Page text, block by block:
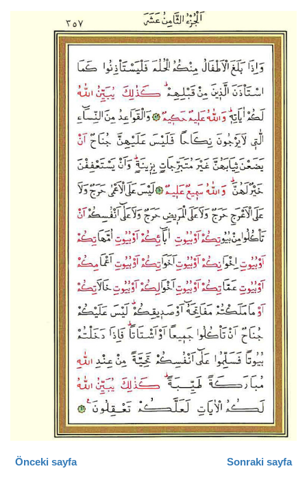
Önceki sayfa Sonraki sayfa